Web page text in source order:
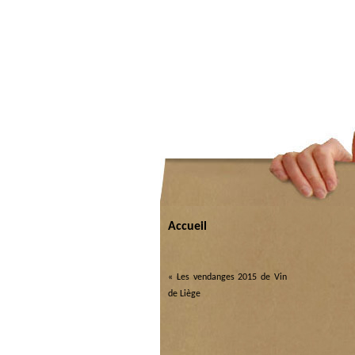
Accueil
«
Les vendanges 2015 de Vin
de Liège